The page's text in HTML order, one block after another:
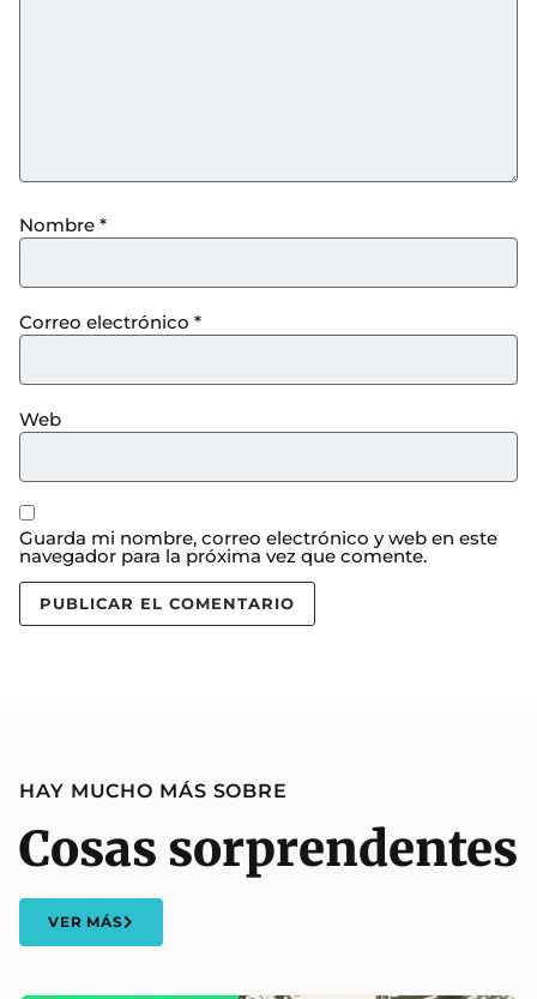
Nombre *
Correo electrónico *
Web
Guarda mi nombre, correo electrónico y web en este
navegador para la próxima vez que comente.
HAY MUCHO MÁS SOBRE
Cosas sorprendentes
VER MÁS